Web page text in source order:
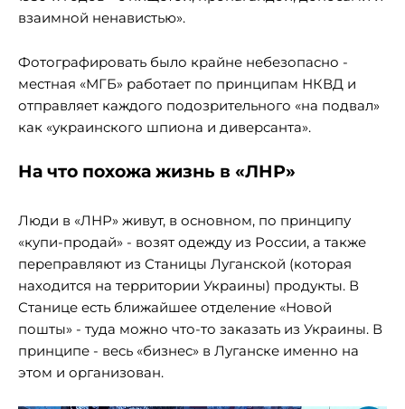
взаимной ненавистью».
Фотографировать было крайне небезопасно -
местная «МГБ» работает по принципам НКВД и
отправляет каждого подозрительного «на подвал»
как «украинского шпиона и диверсанта».
На что похожа жизнь в «ЛНР»
Люди в «ЛНР» живут, в основном, по принципу
«купи-продай» - возят одежду из России, а также
переправляют из Станицы Луганской (которая
находится на территории Украины) продукты. В
Станице есть ближайшее отделение «Новой
пошты» - туда можно что-то заказать из Украины. В
принципе - весь «бизнес» в Луганске именно на
этом и организован.